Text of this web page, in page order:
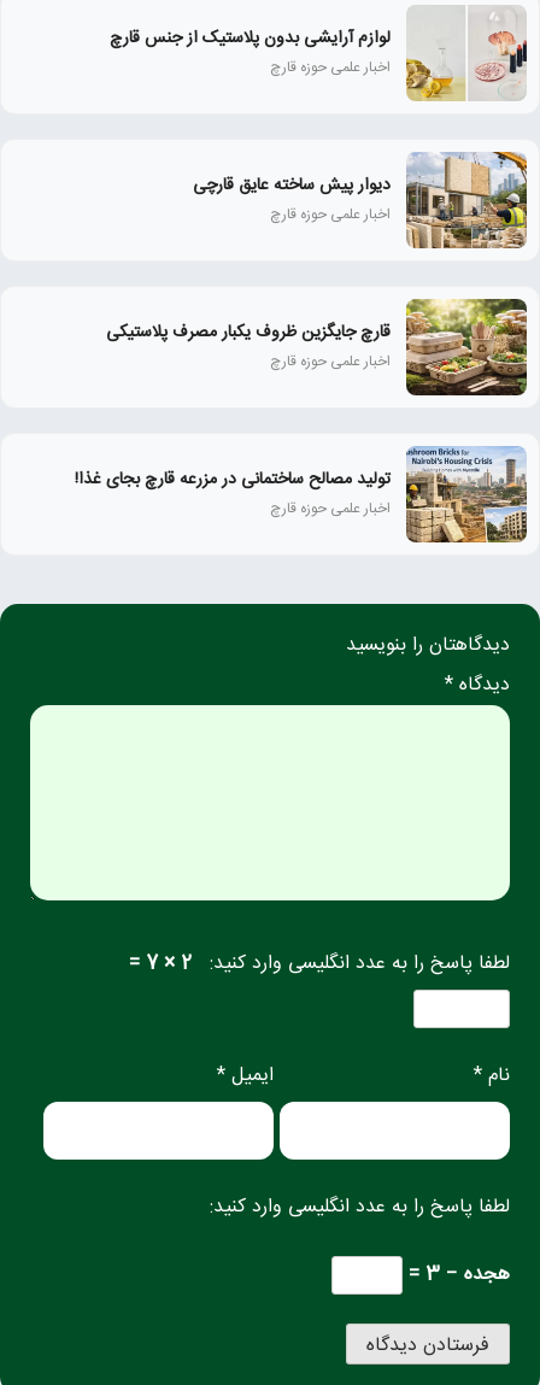
لوازم آرایشی بدون پلاستیک از جنس قارچ
اخبار علمی حوزه قارچ
دیوار پیش ساخته عایق قارچی
اخبار علمی حوزه قارچ
قارچ جایگزین ظروف یکبار مصرف پلاستیکی
اخبار علمی حوزه قارچ
تولید مصالح ساختمانی در مزرعه قارچ بجای غذا!
اخبار علمی حوزه قارچ
دیدگاهتان را بنویسید
دیدگاه *
لطفا پاسخ را به عدد انگلیسی وارد کنید: 2 × 7 =
نام * ایمیل *
لطفا پاسخ را به عدد انگلیسی وارد کنید:
هجده − 3 =